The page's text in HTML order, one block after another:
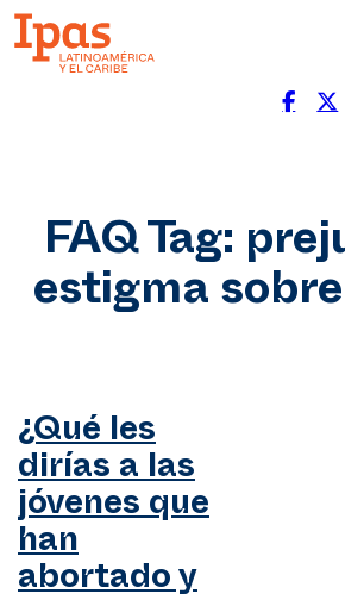
FAQ Tag:
estigma
¿Qué les
dirías a las
jóvenes que
han
abortado y